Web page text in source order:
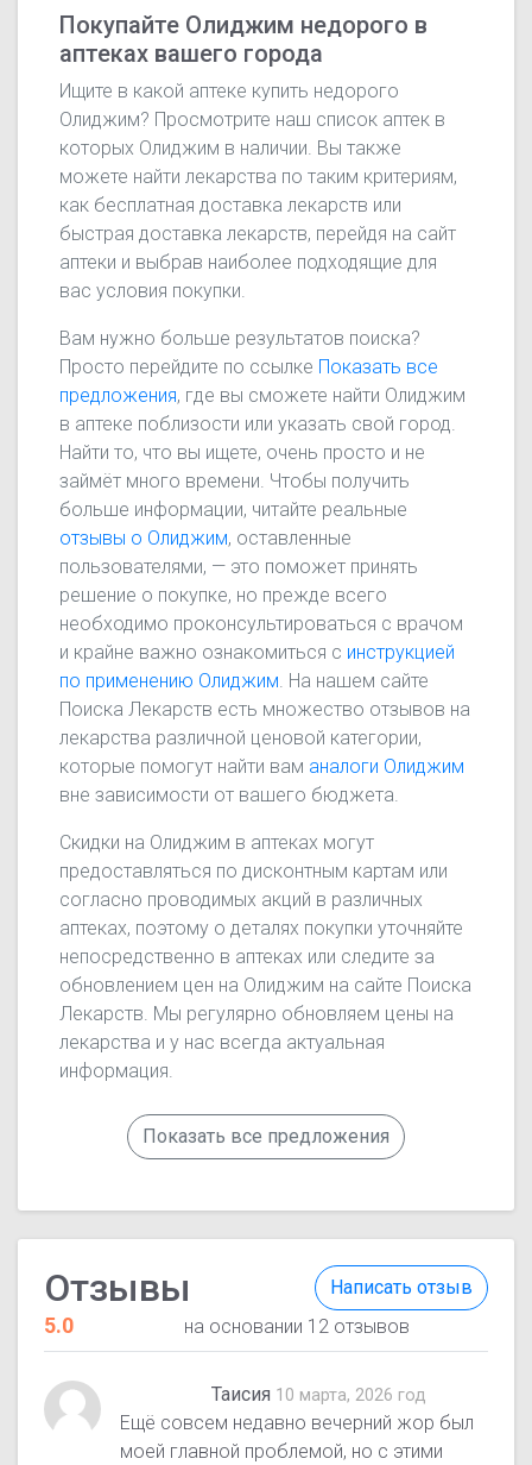
Покупайте Олиджим недорого в
аптеках вашего города
Ищите в какой аптеке купить недорого
Олиджим? Просмотрите наш список аптек в
которых Олиджим в наличии. Вы также
можете найти лекарства по таким критериям,
как бесплатная доставка лекарств или
быстрая доставка лекарств, перейдя на сайт
аптеки и выбрав наиболее подходящие для
вас условия покупки.
Вам нужно больше результатов поиска?
Просто перейдите по ссылке Показать все
предложения, где вы сможете найти Олиджим
в аптеке поблизости или указать свой город.
Найти то, что вы ищете, очень просто и не
займёт много времени. Чтобы получить
больше информации, читайте реальные
отзывы о Олиджим, оставленные
пользователями, — это поможет принять
решение о покупке, но прежде всего
необходимо проконсультироваться с врачом
и крайне важно ознакомиться с инструкцией
по применению Олиджим . На нашем сайте
Поиска Лекарств есть множество отзывов на
лекарства различной ценовой категории,
которые помогут найти вам аналоги Олиджим
вне зависимости от вашего бюджета.
Скидки на Олиджим в аптеках могут
предоставляться по дисконтным картам или
согласно проводимых акций в различных
аптеках, поэтому о деталях покупки уточняйте
непосредственно в аптеках или следите за
обновлением цен на Олиджим на сайте Поиска
Лекарств. Мы регулярно обновляем цены на
лекарства и у нас всегда актуальная
информация.
Показать все предложения
Написать отзыв
Отзывы
5.0 на основании 12 отзывов
Таисия 10 марта, 2026 год
Ещё совсем недавно вечерний жор был
моей главной проблемой, но с этими